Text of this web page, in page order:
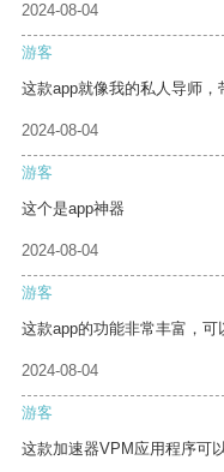
2024-08-04
游客
这款app就像我的私人导师，
2024-08-04
游客
这个是app神器
2024-08-04
游客
这款app的功能非常丰富，可
2024-08-04
游客
这款加速器VPM应用程序可